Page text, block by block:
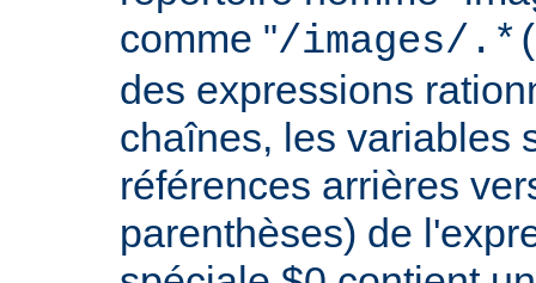
comme "/images/
des expressions
chaînes, les variables
références arrières
parenthèses) de